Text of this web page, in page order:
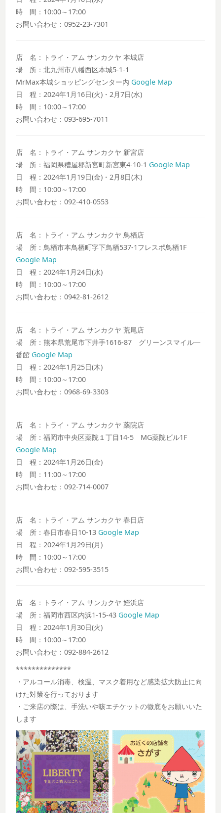
時 間：10:00～17:00
お問い合わせ：0952-23-7301
店 名：トライ・アム サンカクヤ 本城店
場 所：北九州市八幡西区本城5-1-1
MrMax本城ショッピングセンター内 Google Map
日 程：2024年1月16日(火)・2月7日(水)
時 間：10:00～17:00
お問い合わせ：093-695-7011
店 名：トライ・アム サンカクヤ 新宮店
場 所：福岡県糟屋郡新宮町新宮東4-10-1 Google Map
日 程：2024年1月19日(金)・2月8日(木)
時 間：10:00～17:00
お問い合わせ：092-410-0553
店 名：トライ・アム サンカクヤ 鳥栖店
場 所：鳥栖市本鳥栖町字下鳥栖537-1フレスポ鳥栖1F
Google Map
日 程：2024年1月24日(水)
時 間：10:00～17:00
お問い合わせ：0942-81-2612
店 名：トライ・アム サンカクヤ 荒尾店
場 所：熊本県荒尾市下井手1616-87 グリーンスマイル一
番館 Google Map
日 程：2024年1月25日(木)
時 間：10:00～17:00
お問い合わせ：0968-69-3303
店 名：トライ・アム サンカクヤ 薬院店
場 所：福岡市中央区薬院１丁目14-5 MG薬院ビル1F
Google Map
日 程：2024年1月26日(金)
時 間：11:00～17:00
お問い合わせ：092-714-0007
店 名：トライ・アム サンカクヤ 春日店
場 所：春日市春日10-13 Google Map
日 程：2024年1月29日(月)
時 間：10:00～17:00
お問い合わせ：092-595-3515
店 名：トライ・アム サンカクヤ 姪浜店
場 所：福岡市西区内浜1-15-43 Google Map
日 程：2024年1月30日(火)
時 間：10:00～17:00
お問い合わせ：092-884-2612
**************
・アルコール消毒、検温、マスク着用など感染拡大防止に向
けた対策を行っております
・ご来店の際は、手洗いや咳エチケットの徹底をお願いいた
します